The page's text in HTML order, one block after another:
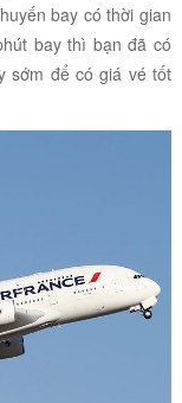
bay có thời gian
bay thì bạn đã có
sớm để có giá vé tốt